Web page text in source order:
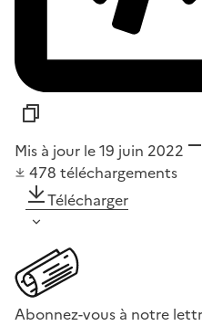
Mis à jour le 19 juin 2022
478 téléchargements
Télécharger
Abonnez-vous à notre